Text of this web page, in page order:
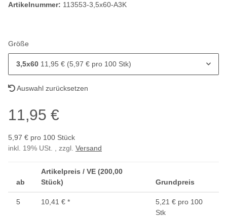
Artikelnummer: 113553-3,5x60-A3K
Größe
3,5x60 11,95 € (5,97 € pro 100 Stk)
Auswahl zurücksetzen
11,95 €
5,97 € pro 100 Stück
inkl. 19% USt. , zzgl. Versand
ab
Artikelpreis / VE (200,00
Stück)
Grundpreis
5 10,41 € *
5,21 € pro 100
Stk